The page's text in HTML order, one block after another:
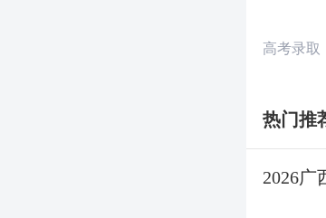
◇高
◇地
高考录取
热门推
2026广